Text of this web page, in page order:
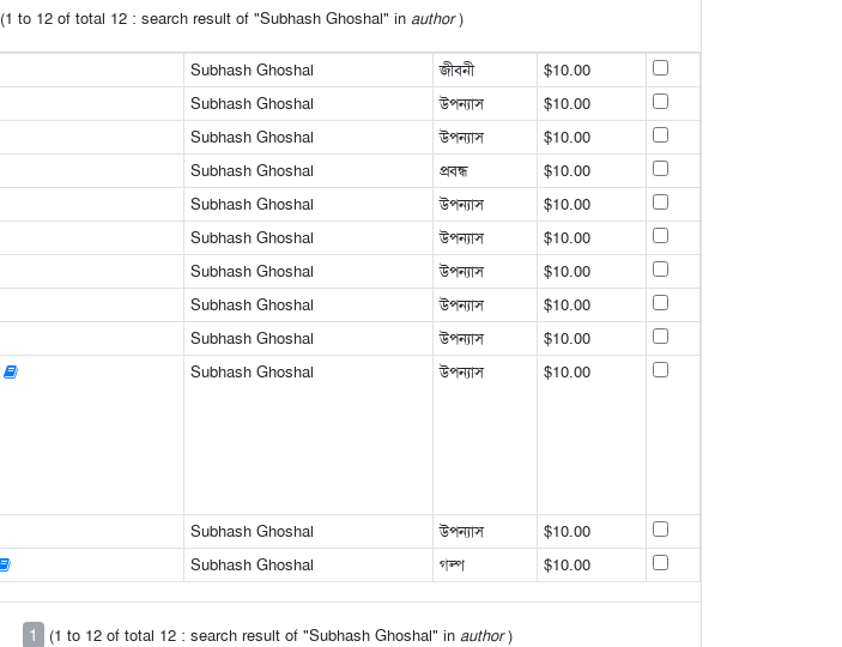
(1 to 12 of total 12 : search result of "Subhash Ghoshal" in author)
Subhash Ghoshal জীবনী
$10.00
Subhash Ghoshal উপন্যাস
$10.00
Subhash Ghoshal উপন্যাস
$10.00
Subhash Ghoshal প্রবন্ধ
$10.00
Subhash Ghoshal উপন্যাস
$10.00
Subhash Ghoshal উপন্যাস
$10.00
Subhash Ghoshal উপন্যাস
$10.00
Subhash Ghoshal উপন্যাস
$10.00
Subhash Ghoshal উপন্যাস
$10.00
Subhash Ghoshal উপন্যাস $10.00
Subhash Ghoshal উপন্যাস
$10.00
Subhash Ghoshal গল্প $10.00
1 (1 to 12 of total 12 : search result of "Subhash Ghoshal" in author)